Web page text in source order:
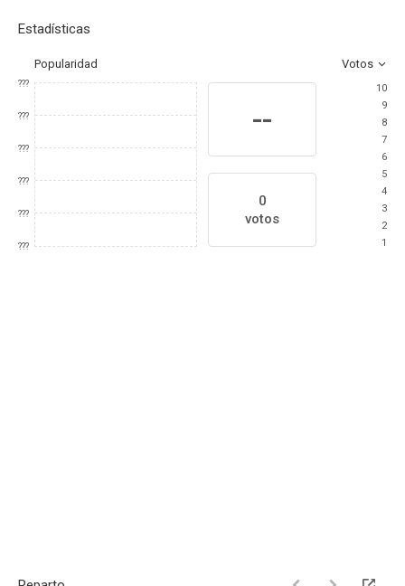
Estadísticas
Popularidad Votos
???
???
???
???
???
???
--
0
votos
10
9
8
7
6
5
4
3
2
1